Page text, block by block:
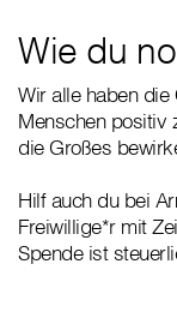
Wie du
Wir alle haben die
Menschen positiv
die Großes
Hilf auch du bei
Freiwillige*r mit
Spende ist